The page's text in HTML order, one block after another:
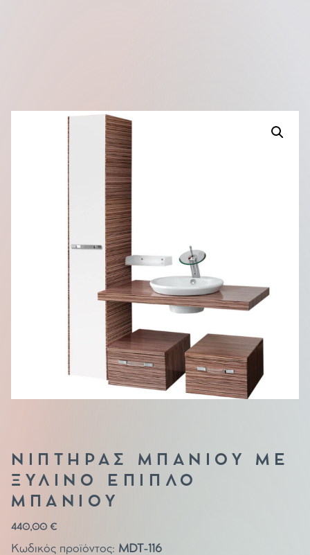
ΝΙΠΤΗΡΑΣ ΜΠΑΝΙΟΥ ΜΕ
ΞΥΛΙΝΟ ΕΠΙΠΛΟ
ΜΠΑΝΙΟΥ
440,00 €
Κωδικός προϊόντος: MDT-116